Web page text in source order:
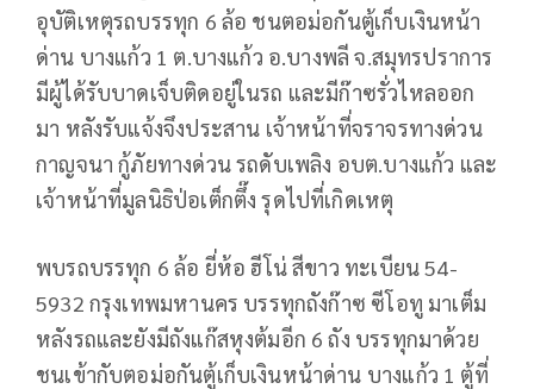
อุบัติเหตุรถบรรทุก 6 ล้อ ชนตอม่อกันตู้เก็บเงินหน้า
ด่าน บางแก้ว 1 ต.บางแก้ว อ.บางพลี จ.สมุทรปราการ
มีผู้ได้รับบาดเจ็บติดอยู่ในรถ และมีก๊าซรั่วไหลออก
มา หลังรับแจ้งจึงประสาน เจ้าหน้าที่จราจรทางด่วน
กาญจนา กู้ภัยทางด่วน รถดับเพลิง อบต.บางแก้ว และ
เจ้าหน้าที่มูลนิธิป่อเต็กตึ๊ง รุดไปที่เกิดเหตุ
พบรถบรรทุก 6 ล้อ ยี่ห้อ ฮีโน่ สีขาว ทะเบียน 54-
5932 กรุงเทพมหานคร บรรทุกถังก๊าซ ซีโอทู มาเต็ม
หลังรถและยังมีถังแก๊สหุงต้มอีก 6 ถัง บรรทุกมาด้วย
ชนเข้ากับตอม่อกันตู้เก็บเงินหน้าด่าน บางแก้ว 1 ตู้ที่